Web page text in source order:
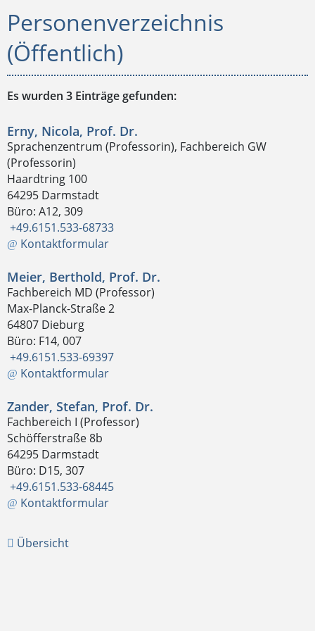
Personenverzeichnis
(Öffentlich)
Es wurden 3 Einträge gefunden:
Erny, Nicola, Prof. Dr.
Sprachenzentrum (Professorin), Fachbereich GW
(Professorin)
Haardtring 100
64295 Darmstadt
Büro: A12, 309
+49.6151.533-68733
Kontaktformular
Meier, Berthold, Prof. Dr.
Fachbereich MD (Professor)
Max-Planck-Straße 2
64807 Dieburg
Büro: F14, 007
+49.6151.533-69397
Kontaktformular
Zander, Stefan, Prof. Dr.
Fachbereich I (Professor)
Schöfferstraße 8b
64295 Darmstadt
Büro: D15, 307
+49.6151.533-68445
Kontaktformular
Übersicht